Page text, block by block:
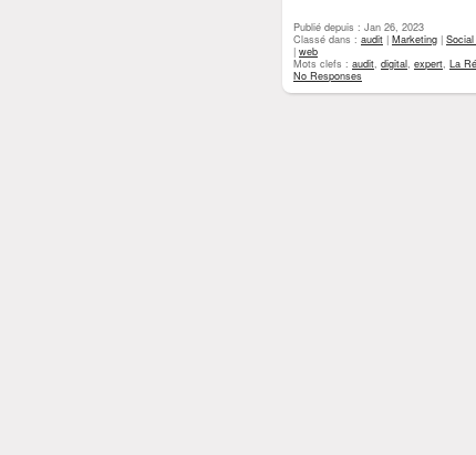
Publié depuis : Jan 26, 2023
Classé dans : audit | Marketing |
| web
Mots clefs : audit, digital, expert, La
No Responses